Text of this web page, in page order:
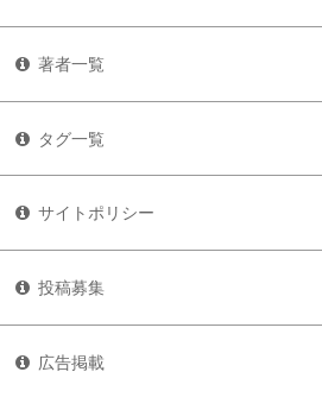
著者一覧
タグ一覧
サイトポリシー
投稿募集
広告掲載